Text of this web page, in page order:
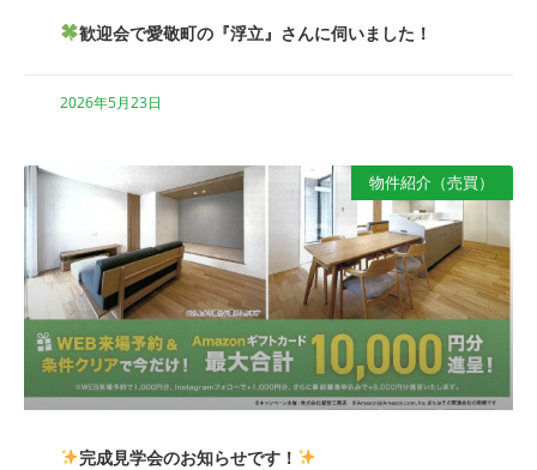
歓迎会で愛敬町の『浮立』さんに伺いました！
2026年5月23日
物件紹介（売買）
完成見学会のお知らせです！